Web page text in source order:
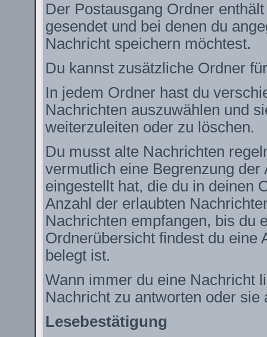
Der Postausgang Ordner
gesendet und bei denen du
Nachricht speichern möchtest.
Du kannst zusätzliche Ordner
In jedem Ordner hast du
Nachrichten auszuwählen und
weiterzuleiten oder zu löschen.
Du musst alte Nachrichten
vermutlich eine Begrenzung
eingestellt hat, die du in deinen
Anzahl der erlaubten
Nachrichten empfangen, bis du
Ordnerübersicht findest du eine
belegt ist.
Wann immer du eine Nachricht
Nachricht zu antworten oder
Lesebestätigung